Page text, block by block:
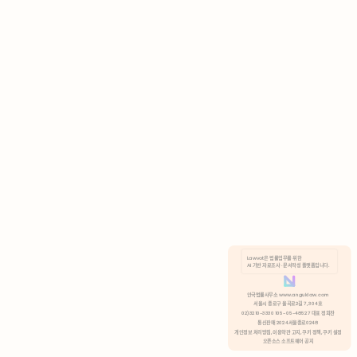
분석 쿠키 허용
Lawvot은 법률업무를 위한
AI 기반 자료조사 · 문서작성 플랫폼입니다.
안국법률사무소 www.anguklaw.com
서울시 종로구 율곡로2길 7, 304호
02)3210-3330 105-05-48527 대표 정희찬
통신판매 2024서울종로0248
개인정보 처리방침, 이용약관 고지, 쿠키 정책, 쿠키 설정
오픈소스 소프트웨어 공지